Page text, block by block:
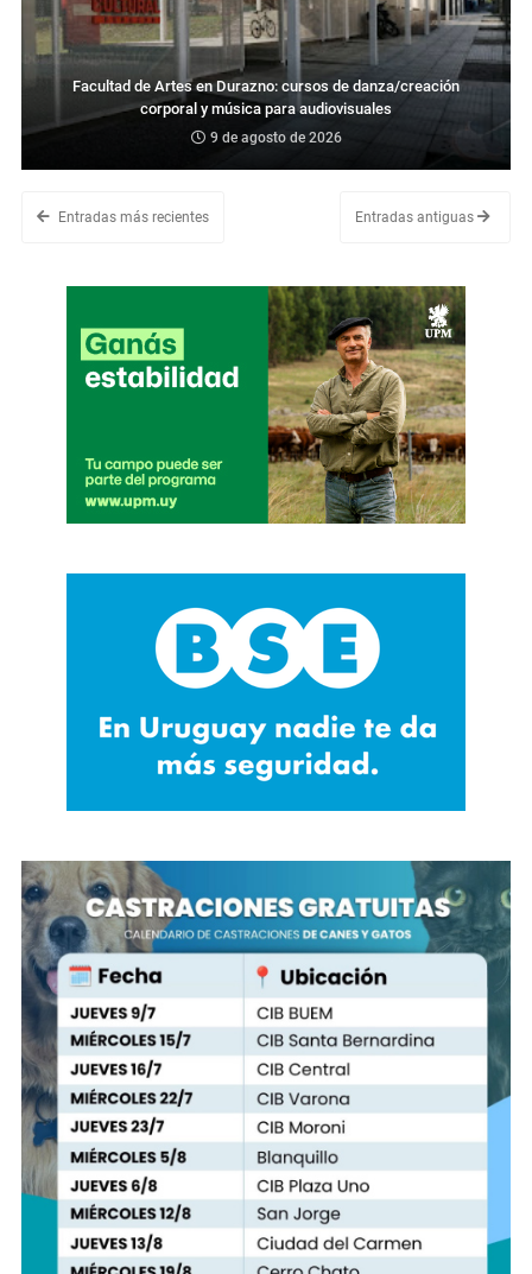
Facultad de Artes en Durazno: cursos de danza/creación
corporal y música para audiovisuales
9 de agosto de 2026
Entradas más recientes Entradas antiguas